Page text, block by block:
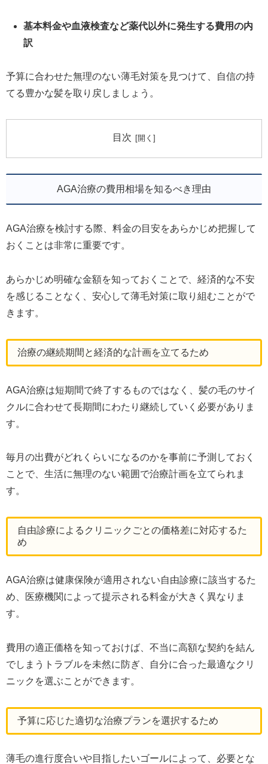
基本料金や血液検査など薬代以外に発生する費用の内
訳
予算に合わせた無理のない薄毛対策を見つけて、自信の持
てる豊かな髪を取り戻しましょう。
目次
AGA治療の費用相場を知るべき理由
AGA治療を検討する際、料金の目安をあらかじめ把握して
おくことは非常に重要です。
あらかじめ明確な金額を知っておくことで、経済的な不安
を感じることなく、安心して薄毛対策に取り組むことがで
きます。
治療の継続期間と経済的な計画を立てるため
AGA治療は短期間で終了するものではなく、髪の毛のサイ
クルに合わせて長期間にわたり継続していく必要がありま
す。
毎月の出費がどれくらいになるのかを事前に予測しておく
ことで、生活に無理のない範囲で治療計画を立てられま
す。
自由診療によるクリニックごとの価格差に対応するた
め
AGA治療は健康保険が適用されない自由診療に該当するた
め、医療機関によって提示される料金が大きく異なりま
す。
費用の適正価格を知っておけば、不当に高額な契約を結ん
でしまうトラブルを未然に防ぎ、自分に合った最適なクリ
ニックを選ぶことができます。
予算に応じた適切な治療プランを選択するため
薄毛の進行度合いや目指したいゴールによって、必要とな